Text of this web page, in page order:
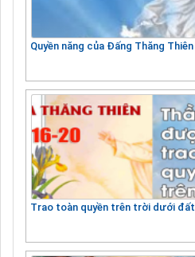
Quyền năng của Đấng Thăng Thiên
Trao toàn quyền trên trời dưới đất